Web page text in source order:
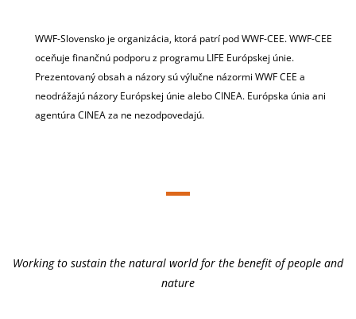
WWF-Slovensko je organizácia, ktorá patrí pod WWF-CEE. WWF-CEE
oceňuje finančnú podporu z programu LIFE Európskej únie.
Prezentovaný obsah a názory sú výlučne názormi WWF CEE a
neodrážajú názory Európskej únie alebo CINEA. Európska únia ani
agentúra CINEA za ne nezodpovedajú.
Working to sustain the natural world for the benefit of people and
nature